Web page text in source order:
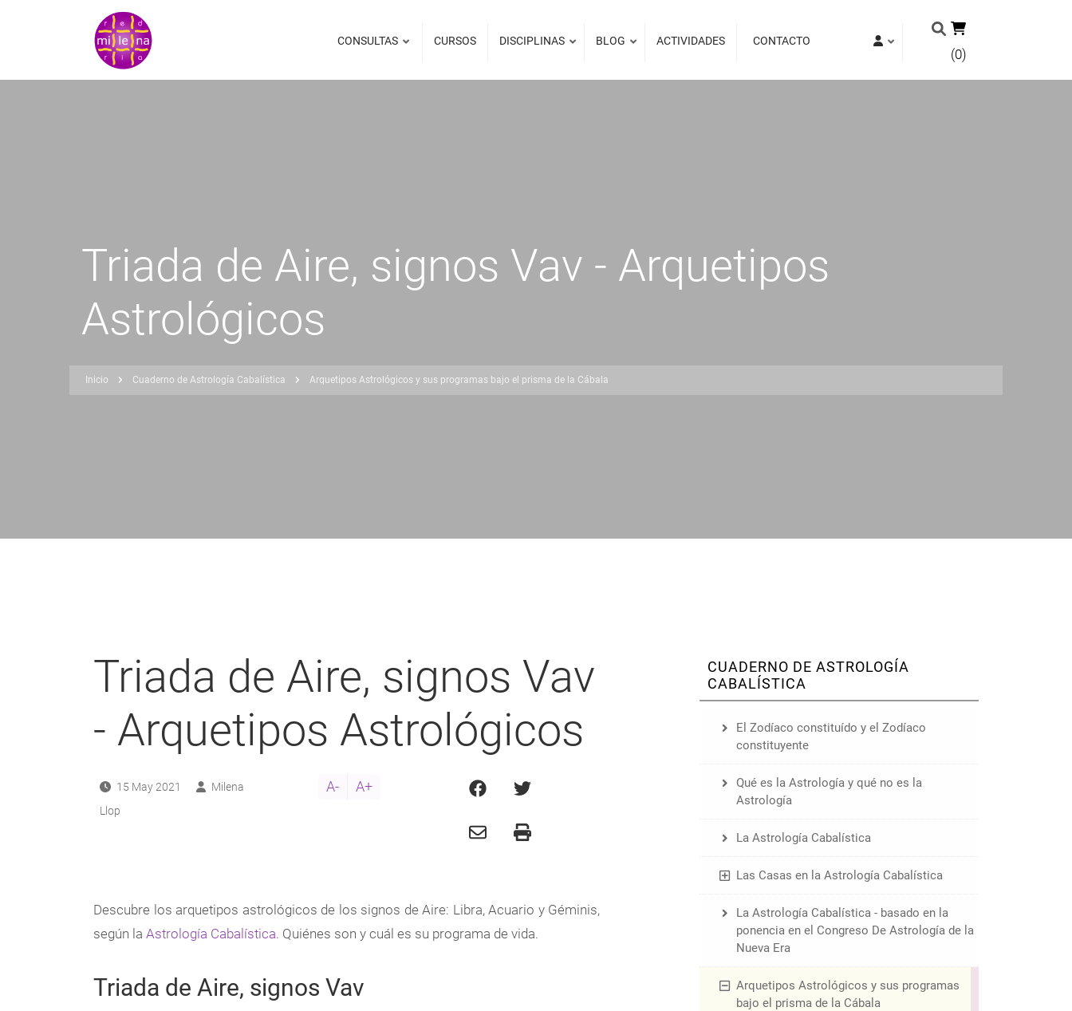
principal
CONSULTAS CURSOS DISCIPLINAS BLOG ACTIVIDADES CONTACTO
(0)
Triada de Aire, signos Vav - Arquetipos
Astrológicos
navegación
Inicio Cuaderno de Astrología Cabalística Arquetipos Astrológicos y sus programas bajo el prisma de la Cábala
Triada de Aire, signos Vav
- Arquetipos Astrológicos
15 May 2021
Milena
Llop
A- A+
Descubre los arquetipos astrológicos de los signos de Aire: Libra, Acuario y Géminis,
según la Astrología Cabalística. Quiénes son y cuál es su programa de vida.
Triada de Aire, signos Vav
CUADERNO DE ASTROLOGÍA
CABALÍSTICA
El Zodíaco constituído y el Zodíaco
constituyente
Qué es la Astrología y qué no es la
Astrología
La Astrología Cabalística
Las Casas en la Astrología Cabalística
La Astrología Cabalística - basado en la
ponencia en el Congreso De Astrología de la
Nueva Era
Arquetipos Astrológicos y sus programas
bajo el prisma de la Cábala